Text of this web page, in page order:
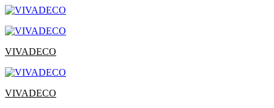
Перейти
содержимому
VIVADECO
VIVADECO